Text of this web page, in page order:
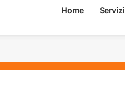
Home Servizi